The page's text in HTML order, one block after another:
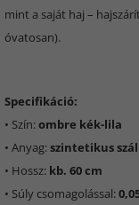
mint a saját haj –
óvatosan).
Specifikáció:
• Szín:ombre kék-lila
• Anyag:szintetikus szál
• Hossz: kb. 60 cm
• Súly csomagolással: